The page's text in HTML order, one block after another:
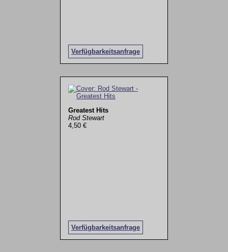
Verfügbarkeitsanfrage
Greatest Hits
Rod Stewart
4,50 €
Verfügbarkeitsanfrage